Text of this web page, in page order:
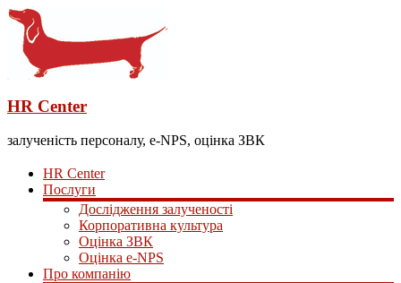
HR Center
залученість персоналу, e-NPS, оцінка ЗВК
HR Center
Послуги
Дослідження залученості
Корпоративна культура
Оцінка ЗВК
Оцінка e-NPS
Про компанію